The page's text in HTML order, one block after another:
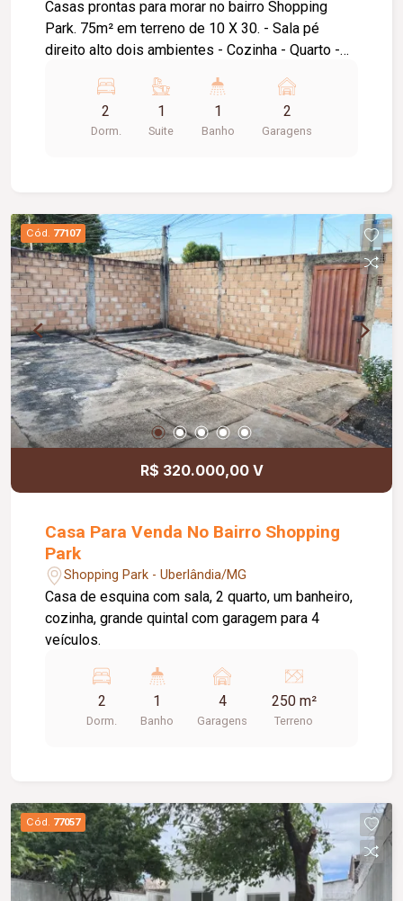
Casas prontas para morar no bairro Shopping
Park. 75m² em terreno de 10 X 30. - Sala pé
direito alto dois ambientes - Cozinha - Quarto -
aquecimento - Circulação - Varanda Gourmet -
Área de Serviço - Vaga para 2 carros - Terreno
2
Dorm.
1
Suite
1
Banho
2
Garagens
Cód. 77107
R$ 320.000,00 V
Casa Para Venda No Bairro Shopping
Park
Shopping Park - Uberlândia/MG
Casa de esquina com sala, 2 quarto, um banheiro,
cozinha, grande quintal com garagem para 4
veículos.
2
Dorm.
1
Banho
4
Garagens
250 m²
Terreno
Cód. 77057